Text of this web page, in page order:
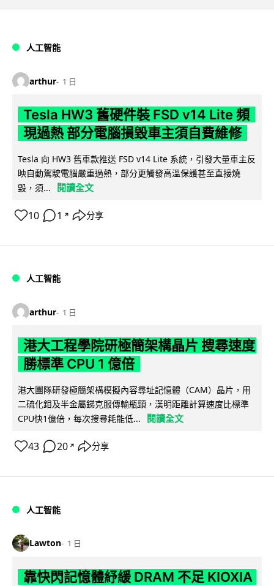
人工智能
arthur 1 日
Tesla HW3 舊硬件裝 FSD v14 Lite 頻
現過熱 部分電腦損毀車主須自費維修
Tesla 向 HW3 舊車款推送 FSD v14 Lite 系統，引發大量車主反
映自動駕駛電腦嚴重過熱，部分更觸發高溫保護甚至直接燒
毀，須...
閱讀全文
10 1 ↗ 分享
人工智能
arthur 1 日
港大工程學院研極簡架構晶片 搜尋速度
勝標準 CPU 1 億倍
港大團隊研發極簡架構模擬內容尋址記憶體（CAM）晶片，用
二硫化鉬及半金屬銻克服傳輸瓶頸，漢明距離計算速度比標準
CPU快1億倍，每次搜尋耗能低...
閱讀全文
43 20 ↗ 分享
人工智能
Lawton 1 日
靠快閃記憶體紓緩 DRAM 不足 KIOXIA